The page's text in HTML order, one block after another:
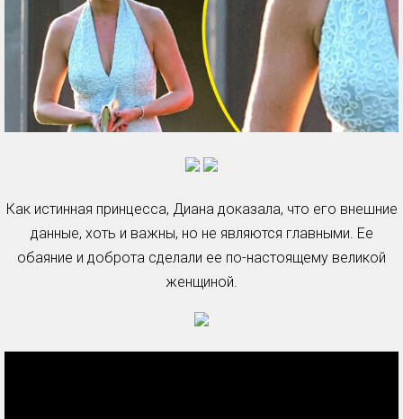
Как истинная принцесса, Диана доказала, что его внешние
данные, хоть и важны, но не являются главными. Ее
обаяние и доброта сделали ее по-настоящему великой
женщиной.